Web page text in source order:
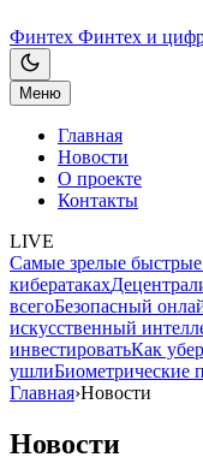
Финтех Финтех и
Меню
Главная
Новости
О проекте
Контакты
LIVE
Самые зрелые
кибератаках
всегоБезопасный
искусственный
инвестироватьКак
ушлиБиометрические
Главная›Новости
Новости